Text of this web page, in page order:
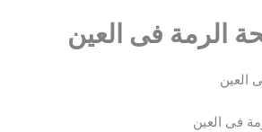
الرمة فى العين
العين
فى العين